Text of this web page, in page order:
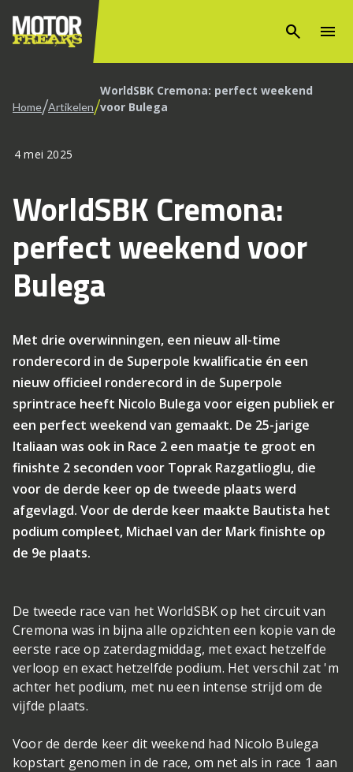
search menu
Home/Artikelen/WorldSBK Cremona: perfect weekend
voor Bulega
4 mei 2025
WorldSBK Cremona:
perfect weekend voor
Bulega
Met drie overwinningen, een nieuw all-time
ronderecord in de Superpole kwalificatie én een
nieuw officieel ronderecord in de Superpole
sprintrace heeft Nicolo Bulega voor eigen publiek er
een perfect weekend van gemaakt. De 25-jarige
Italiaan was ook in Race 2 een maatje te groot en
finishte 2 seconden voor Toprak Razgatlioglu, die
voor de derde keer op de tweede plaats werd
afgevlagd. Voor de derde keer maakte Bautista het
podium compleet, Michael van der Mark finishte op
de 9e plaats.
De tweede race van het WorldSBK op het circuit van
Cremona was in bijna alle opzichten een kopie van de
eerste race op zaterdagmiddag, met exact hetzelfde
verloop en exact hetzelfde podium. Het verschil zat 'm
achter het podium, met nu een intense strijd om de
vijfde plaats.
Voor de derde keer dit weekend had Nicolo Bulega
kopstart genomen in de race, om net als in race 1 aan